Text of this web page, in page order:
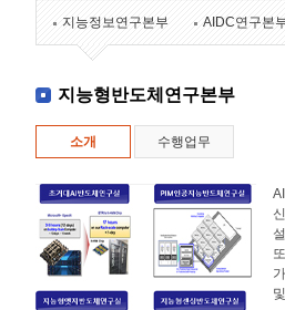
지능정보연구본부 AIDC연구본
지능형반도체연구본부
소개 수행업무